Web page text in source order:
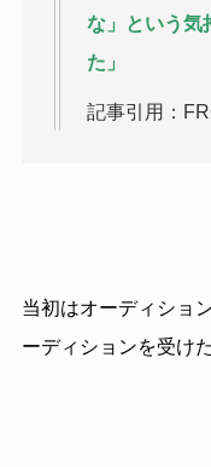
な」という気
た」
記事引用：
当初はオーディショ
ーディションを受け